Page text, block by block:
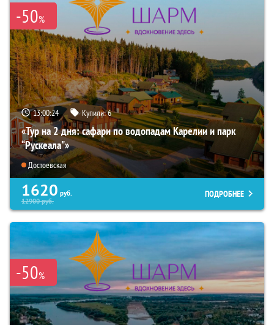
-50%
13:00:22 Купили:6
«Тур на 2 дня: сафари по водопадам Карелии и парк
“Рускеала"»
Достоевская
1620 руб.
12900руб.
ПОДРОБНЕЕ
-50%